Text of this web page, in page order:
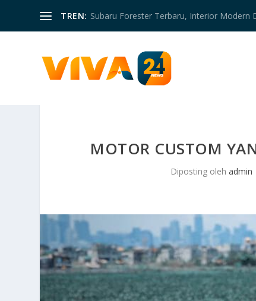
TREN: Subaru Forester Terbaru, Interior Modern
MOTOR CUSTOM
Diposting olehadmin